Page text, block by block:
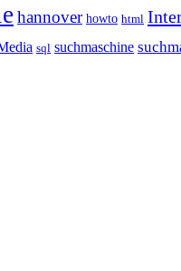
hannover howto html
sql suchmaschine